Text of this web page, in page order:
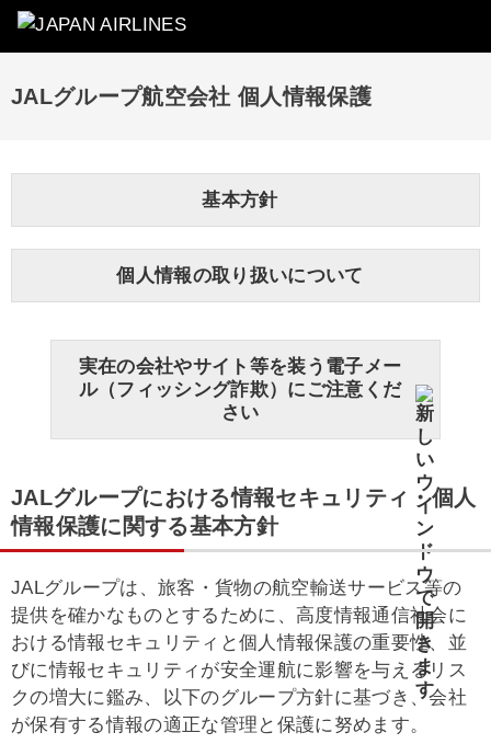
JALグループ航空会社 個人情報保護
基本方針
個人情報の取り扱いについて
実在の会社やサイト等を装う電子メー
ル（フィッシング詐欺）にご注意くだ
さい
JALグループにおける情報セキュリティ・個人
情報保護に関する基本方針
JALグループは、旅客・貨物の航空輸送サービス等の
提供を確かなものとするために、高度情報通信社会に
おける情報セキュリティと個人情報保護の重要性、並
びに情報セキュリティが安全運航に影響を与えるリス
クの増大に鑑み、以下のグループ方針に基づき、会社
が保有する情報の適正な管理と保護に努めます。